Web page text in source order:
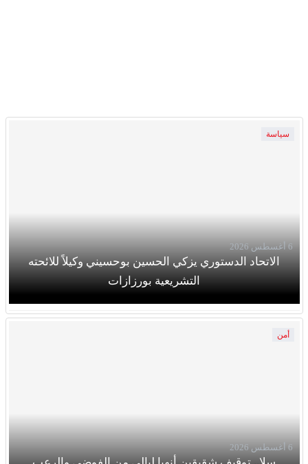
سياسة
الاتحاد الدستوري يزكي الحسين بوحسيني وكيلاً للائحته
التشريعية بورزازات
6 أغسطس 2026
أمن
6 أغسطس 2026